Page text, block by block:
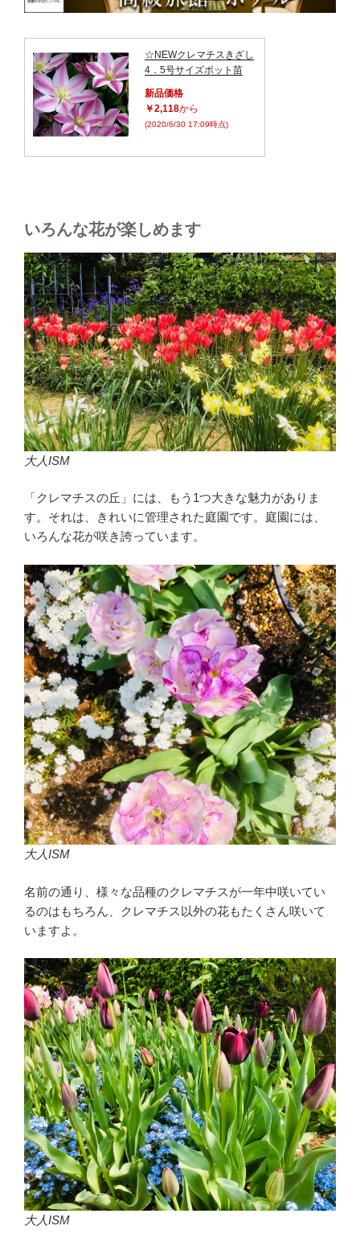
☆NEWクレマチスきざし
4．5号サイズポット苗
新品価格
￥2,118から
(2020/6/30 17:09時点)
いろんな花が楽しめます
大人ISM
「クレマチスの丘」には、もう1つ大きな魅力がありま
す。それは、きれいに管理された庭園です。庭園には、
いろんな花が咲き誇っています。
大人ISM
名前の通り、様々な品種のクレマチスが一年中咲いてい
るのはもちろん、クレマチス以外の花もたくさん咲いて
いますよ。
大人ISM